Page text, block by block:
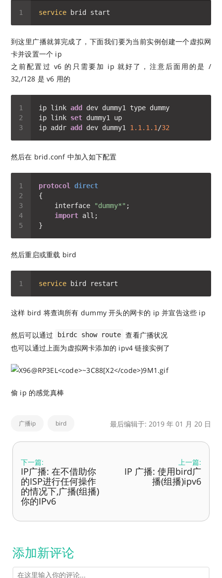
service
到这里广播就算完成了，下面我们要为当前实例创建一个虚拟网
卡并设置一个 ip
之前配置过 v6 的只需要加 ip 就好了，注意后面用的是 /
32,/128 是 v6 用的
ip link add
ip link set
ip addr add dev dummy1 1.1 .1 .1 /32
然后在 brid.conf 中加入如下配置
protocol
direct
    interface
"dummy*"
import
然后重启或重载 bird
service
这样 bird 将查询所有 dummy 开头的网卡的 ip 并宣告这些 ip
然后可以通过 birdc show route 查看广播状况
也可以通过上面为虚拟网卡添加的 ipv4 链接实例了
偷 ip 的感觉真棒
广播ip bird 最后编辑于: 2019 年 01 月 20 日
下一篇:
IP广播: 在不借助你
的ISP进行任何操作
的情况下,广播(组播)
你的IPv6
上一篇:
IP 广播: 使用bird广
播(组播)ipv6
添加新评论